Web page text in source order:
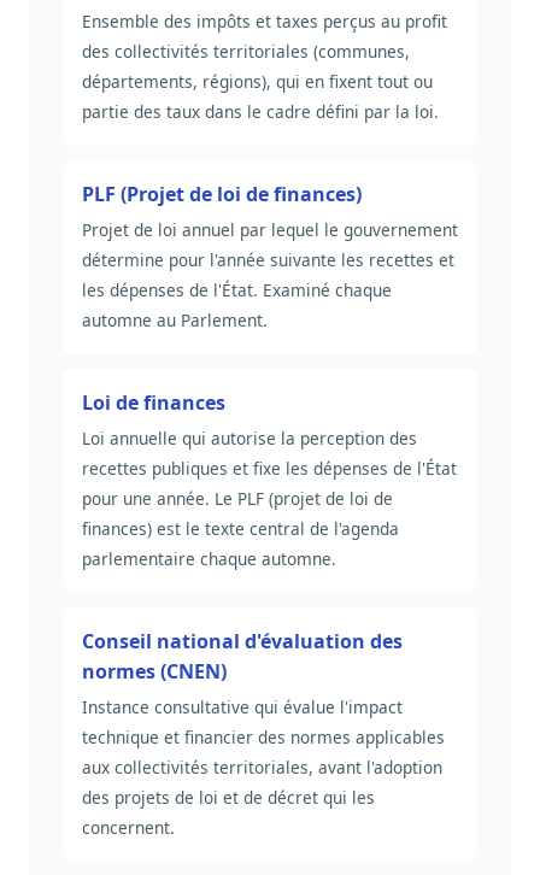
Ensemble des impôts et taxes perçus au profit
des collectivités territoriales (communes,
départements, régions), qui en fixent tout ou
partie des taux dans le cadre défini par la loi.
PLF (Projet de loi de finances)
Projet de loi annuel par lequel le gouvernement
détermine pour l'année suivante les recettes et
les dépenses de l'État. Examiné chaque
automne au Parlement.
Loi de finances
Loi annuelle qui autorise la perception des
recettes publiques et fixe les dépenses de l'État
pour une année. Le PLF (projet de loi de
finances) est le texte central de l'agenda
parlementaire chaque automne.
Conseil national d'évaluation des
normes (CNEN)
Instance consultative qui évalue l'impact
technique et financier des normes applicables
aux collectivités territoriales, avant l'adoption
des projets de loi et de décret qui les
concernent.